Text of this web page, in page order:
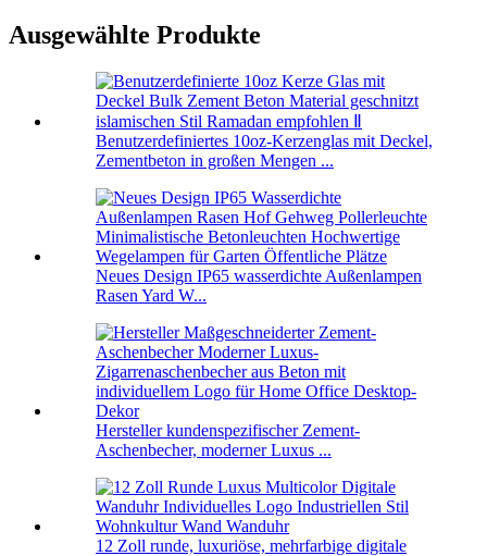
Ausgewählte Produkte
Benutzerdefiniertes 10oz-Kerzenglas mit Deckel,
Zementbeton in großen Mengen ...
Neues Design IP65 wasserdichte Außenlampen
Rasen Yard W...
Hersteller kundenspezifischer Zement-
Aschenbecher, moderner Luxus ...
12 Zoll runde, luxuriöse, mehrfarbige digitale